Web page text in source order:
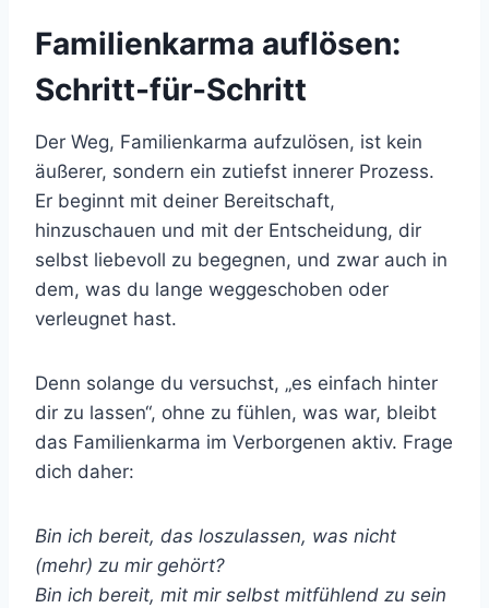
Familienkarma auflösen:
Schritt-für-Schritt
Der Weg, Familienkarma aufzulösen, ist kein
äußerer, sondern ein zutiefst innerer Prozess.
Er beginnt mit deiner Bereitschaft,
hinzuschauen und mit der Entscheidung, dir
selbst liebevoll zu begegnen, und zwar auch in
dem, was du lange weggeschoben oder
verleugnet hast.
Denn solange du versuchst, „es einfach hinter
dir zu lassen“, ohne zu fühlen, was war, bleibt
das Familienkarma im Verborgenen aktiv. Frage
dich daher:
Bin ich bereit, das loszulassen, was nicht
(mehr) zu mir gehört?
Bin ich bereit, mit mir selbst mitfühlend zu sein